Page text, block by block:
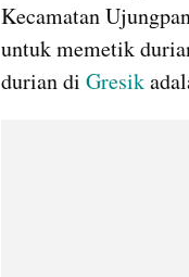
Kecamatan
untuk memetik
durian di Gresik